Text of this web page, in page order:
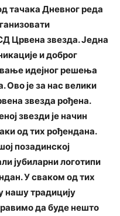
тачака Дневног реда
Црвена звезда. Једна
и доброг
идејног решења
Ово је за нас велики
звезда рођена.
звезди је начин
од тих рођендана.
позадинској
јубиларни логотипи
У сваком од тих
нашу традицију
да буде нешто